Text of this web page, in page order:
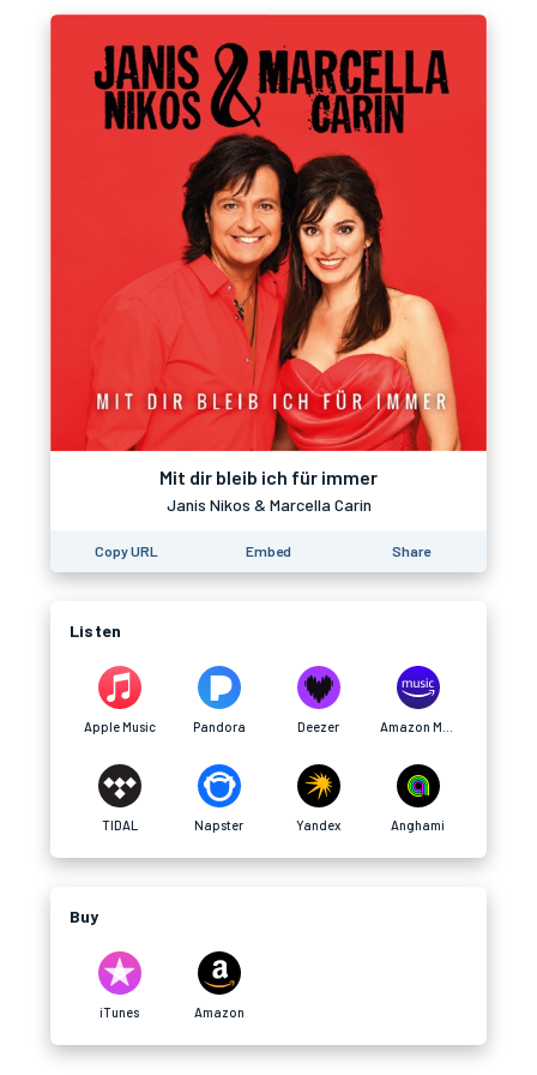
Mit dir bleib ich für immer
Janis Nikos & Marcella Carin
Copy URL Embed Share
Listen
Apple Music Pandora Deezer
TIDAL Napster Yandex Anghami
Buy
iTunes Amazon